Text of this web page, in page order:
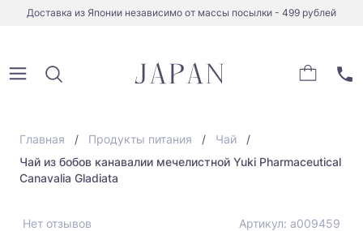
Доставка из Японии независимо от массы посылки - 499 рублей
Главная Продукты питания
Чай
Чай из бобов канавалии мечелистной Yuki Pharmaceutical
Canavalia Gladiata
Нет отзывов Артикул: a009459